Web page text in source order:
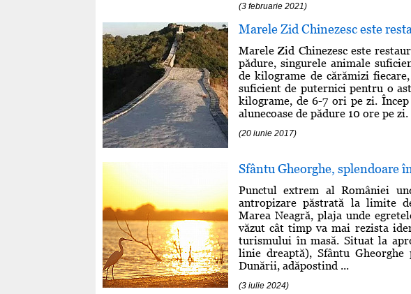
(3 februarie 2021)
Marele Zid Chinezesc este
Marele Zid Chinezesc este
pădure, singurele animale
de kilograme de cărămizi
suficient de puternici pentru o
kilograme, de 6-7 ori pe zi.
alunecoase de pădure 10 ore pe
(20 iunie 2017)
Sfântu Gheorghe, splendoare
Punctul extrem al României
antropizare păstrată la limite
Marea Neagră, plaja unde
văzut cât timp va mai rezista
turismului în masă. Situat la
linie dreaptă), Sfântu
Dunării, adăpostind ...
(3 iulie 2024)